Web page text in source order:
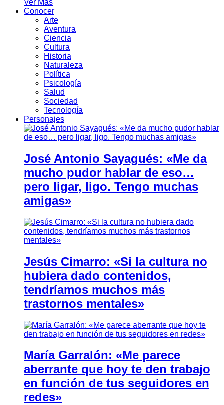
Conocer
Arte
Aventura
Ciencia
Cultura
Historia
Naturaleza
Política
Psicología
Salud
Sociedad
Tecnología
Personajes
José Antonio Sayagués: «Me da
mucho pudor hablar de eso…
pero ligar, ligo. Tengo muchas
amigas»
Jesús Cimarro: «Si la cultura no
hubiera dado contenidos,
tendríamos muchos más
trastornos mentales»
María Garralón: «Me parece
aberrante que hoy te den trabajo
en función de tus seguidores en
redes»